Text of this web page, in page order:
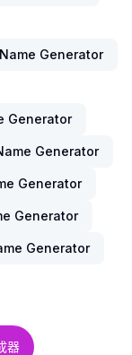
Generator
Generator
Generator
Generator
Generator
Generator
器